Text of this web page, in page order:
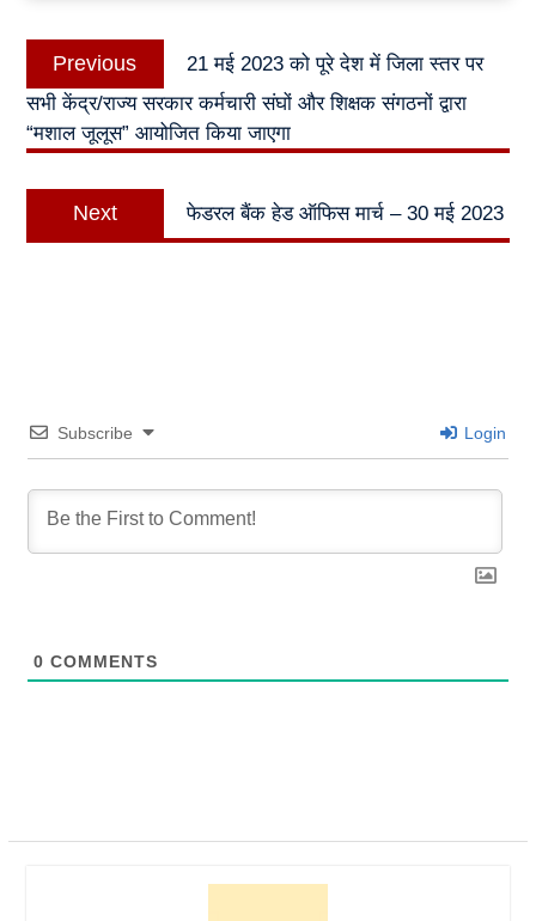
Post
navigation
Previous
Previous
post:
21 मई 2023 को पूरे देश में जिला स्तर पर
सभी केंद्र/राज्य सरकार कर्मचारी संघों और शिक्षक संगठनों द्वारा
“मशाल जूलूस” आयोजित किया जाएगा
Next
Next
post:
फेडरल बैंक हेड ऑफिस मार्च – 30 मई 2023
Subscribe Login
0 COMMENTS